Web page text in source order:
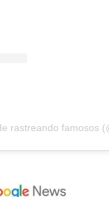
rastreando famosos